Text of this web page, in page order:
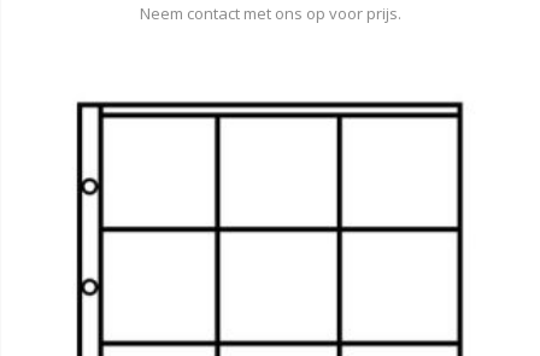
Neem contact met ons op voor prijs.